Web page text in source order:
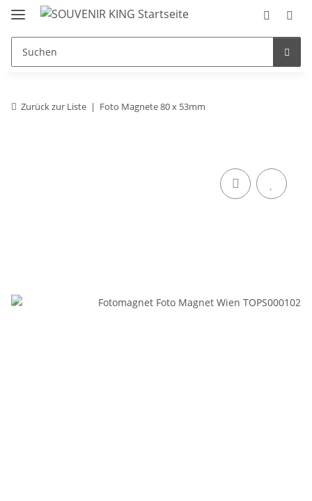
Zurück zur Liste Foto Magnete 80 x 53mm